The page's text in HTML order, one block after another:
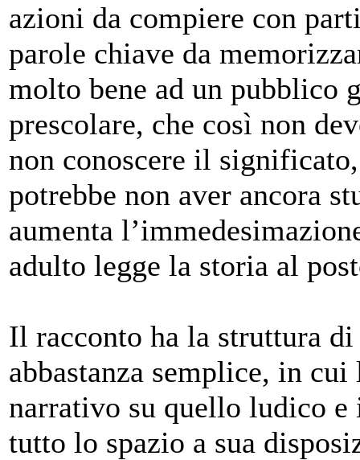
azioni da compiere con
parole chiave da
molto bene ad un pubblico
prescolare, che così non
non conoscere il
potrebbe non aver ancora
aumenta
adulto legge la storia al
Il racconto ha la struttura
abbastanza semplice, in
narrativo su quello ludico e
tutto lo spazio a sua